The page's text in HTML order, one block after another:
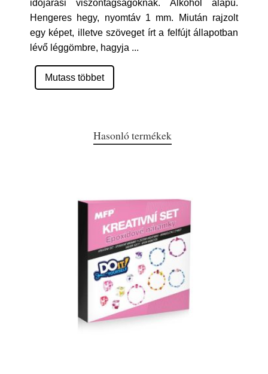
időjárási viszontagságoknak. Alkohol alapú.
Hengeres hegy, nyomtáv 1 mm. Miután rajzolt
egy képet, illetve szöveget írt a felfújt állapotban
lévő léggömbre, hagyja ...
Mutass többet
Hasonló termékek